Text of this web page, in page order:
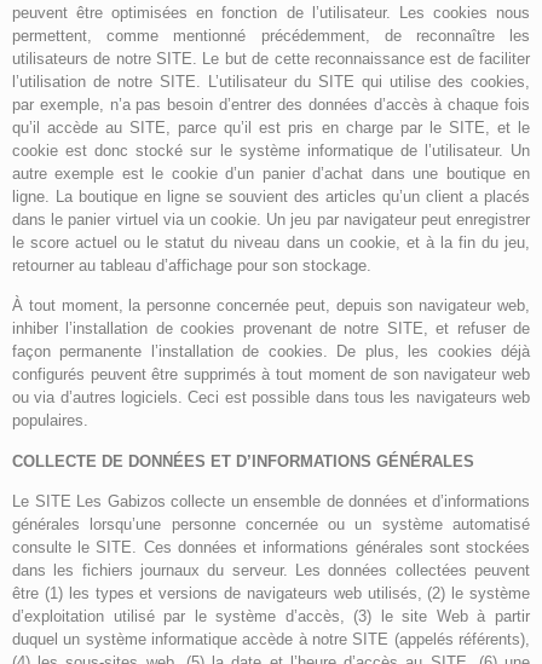
peuvent être optimisées en fonction de l’utilisateur. Les cookies nous
permettent, comme mentionné précédemment, de reconnaître les
utilisateurs de notre SITE. Le but de cette reconnaissance est de faciliter
l’utilisation de notre SITE. L’utilisateur du SITE qui utilise des cookies,
par exemple, n’a pas besoin d’entrer des données d’accès à chaque fois
qu’il accède au SITE, parce qu’il est pris en charge par le SITE, et le
cookie est donc stocké sur le système informatique de l’utilisateur. Un
autre exemple est le cookie d’un panier d’achat dans une boutique en
ligne. La boutique en ligne se souvient des articles qu’un client a placés
dans le panier virtuel via un cookie. Un jeu par navigateur peut enregistrer
le score actuel ou le statut du niveau dans un cookie, et à la fin du jeu,
retourner au tableau d’affichage pour son stockage.
À tout moment, la personne concernée peut, depuis son navigateur web,
inhiber l’installation de cookies provenant de notre SITE, et refuser de
façon permanente l’installation de cookies. De plus, les cookies déjà
configurés peuvent être supprimés à tout moment de son navigateur web
ou via d’autres logiciels. Ceci est possible dans tous les navigateurs web
populaires.
COLLECTE DE DONNÉES ET D’INFORMATIONS GÉNÉRALES
Le SITE Les Gabizos collecte un ensemble de données et d’informations
générales lorsqu’une personne concernée ou un système automatisé
consulte le SITE. Ces données et informations générales sont stockées
dans les fichiers journaux du serveur. Les données collectées peuvent
être (1) les types et versions de navigateurs web utilisés, (2) le système
d’exploitation utilisé par le système d’accès, (3) le site Web à partir
duquel un système informatique accède à notre SITE (appelés référents),